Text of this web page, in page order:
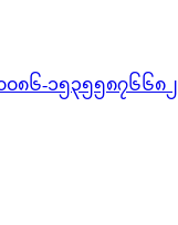
၀၈၆-၁၅၃၅၅၈၇၆၆၈၂